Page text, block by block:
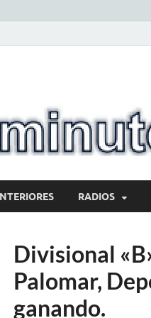
RADIOS
Divisional
Palomar,
ganando.